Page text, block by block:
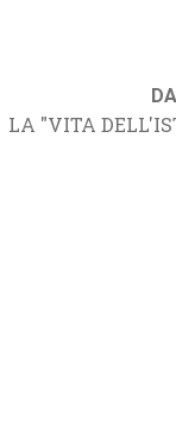
LA "VITA